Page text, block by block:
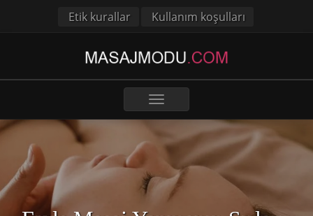
Etik kurallar Kullanım koşulları
Toggle
navigation